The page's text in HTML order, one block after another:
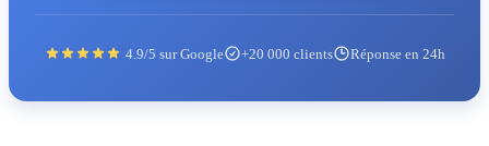
4.9/5 sur Google +20 000 clients Réponse en 24h